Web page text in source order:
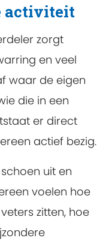
activiteit
zorgt
en veel
waar de eigen
die in een
er direct
actief bezig.
uit en
voelen hoe
zitten, hoe